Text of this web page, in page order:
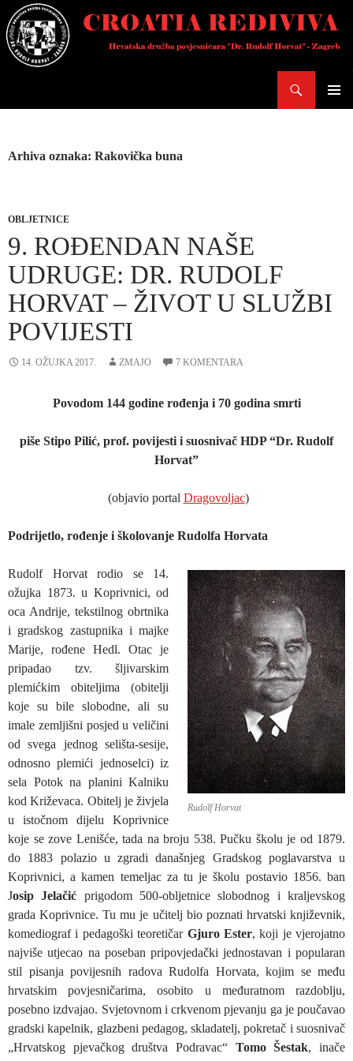
Skoči
do
sadržaja
Arhiva oznaka: Rakovička buna
OBLJETNICE
9. ROĐENDAN NAŠE
UDRUGE: DR. RUDOLF
HORVAT – ŽIVOT U SLUŽBI
POVIJESTI
14. OŽUJKA 2017. ZMAJO 7 KOMENTARA
Povodom 144 godine rođenja i 70 godina smrti
piše Stipo Pilić, prof. povijesti i suosnivač HDP “Dr. Rudolf
Horvat”
(objavio portal Dragovoljac)
Podrijetlo, rođenje i školovanje Rudolfa Horvata
Rudolf Horvat
Rudolf Horvat rodio se 14.
ožujka 1873. u Koprivnici, od
oca Andrije, tekstilnog obrtnika
i gradskog zastupnika i majke
Marije, rođene Hedl. Otac je
pripadao tzv. šljivarskim
plemićkim obiteljima (obitelji
koje su bile slobodne, ali su
imale zemljišni posjed u veličini
od svega jednog selišta-sesije,
odnosno plemići jednoselci) iz
sela Potok na planini Kalniku
kod Križevaca. Obitelj je živjela
u istočnom dijelu Koprivnice
koje se zove Lenišće, tada na broju 538. Pučku školu je od 1879.
do 1883 polazio u zgradi današnjeg Gradskog poglavarstva u
Koprivnici, a kamen temeljac za tu je školu postavio 1856. ban
Josip Jelačić prigodom 500-obljetnice slobodnog i kraljevskog
grada Koprivnice. Tu mu je učitelj bio poznati hrvatski književnik,
komediograf i pedagoški teoretičar Gjuro Ester, koji je vjerojatno
najviše utjecao na poseban pripovjedački jednostavan i popularan
stil pisanja povijesnih radova Rudolfa Horvata, kojim se među
hrvatskim povjesničarima, osobito u međuratnom razdoblju,
posebno izdvajao. Svjetovnom i crkvenom pjevanju ga je poučavao
gradski kapelnik, glazbeni pedagog, skladatelj, pokretač i suosnivač
„Hrvatskog pjevačkog društva Podravac“ Tomo Šestak, inače